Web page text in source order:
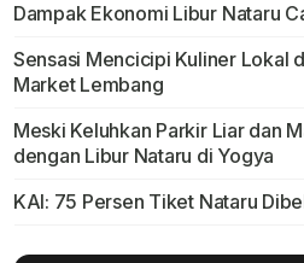
Dampak Ekonomi Libur Nataru
Sensasi Mencicipi Kuliner Lokal
Market Lembang
Meski Keluhkan Parkir Liar dan
dengan Libur Nataru di Yogya
KAI: 75 Persen Tiket Nataru